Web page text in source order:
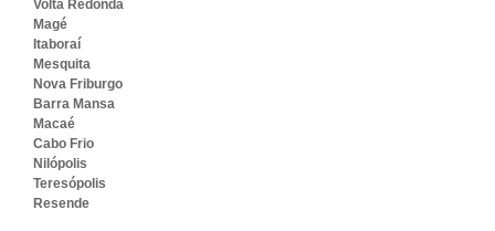
Volta Redonda
Magé
Itaboraí
Mesquita
Nova Friburgo
Barra Mansa
Macaé
Cabo Frio
Nilópolis
Teresópolis
Resende